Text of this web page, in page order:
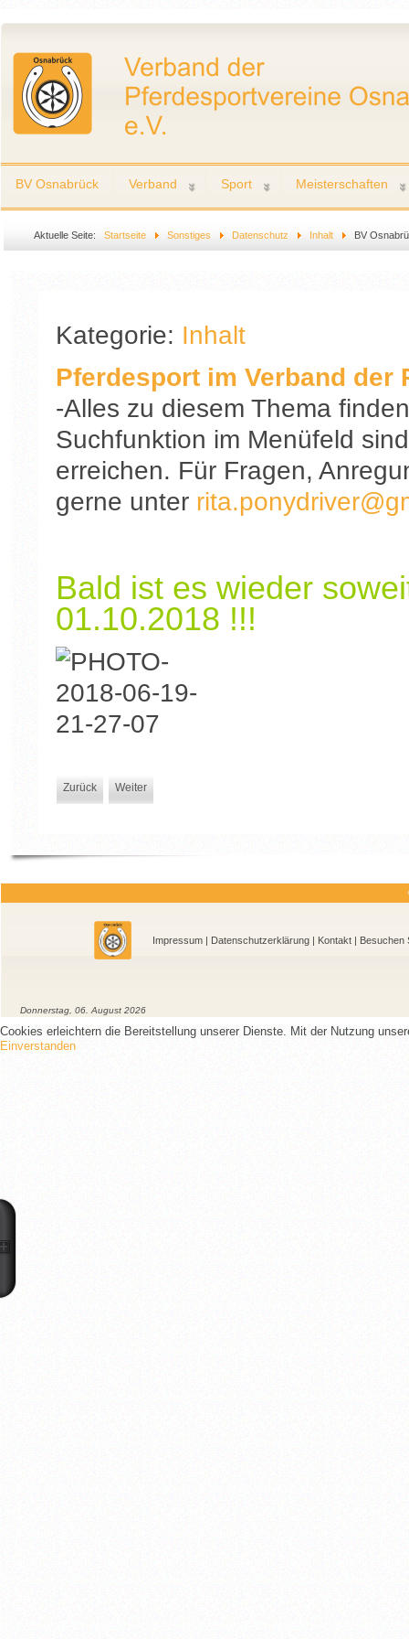
BV Osnabrück Verband Sport Meisterschaften
Aktuelle Seite: Startseite Sonstiges Datenschutz Inhalt BV
Kategorie: Inhalt
Pferdesport im Verband
-Alles zu diesem Thema
Suchfunktion im Menüfeld
erreichen. Für Fragen,
gerne unter
Bald ist es wieder
01.10.2018 !!!
Zurück Weiter
Impressum| Datenschutzerklärung| Kontakt|
Donnerstag, 06. August 2026
Cookies erleichtern die Bereitstellung unserer Dienste. Mit der Nutzung
Einverstanden